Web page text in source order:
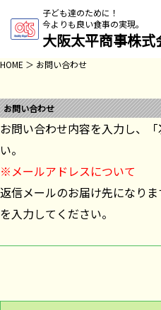
子ども達のために！
今よりも良い食事の実現。
大阪太平商事株式
HOME ＞ お問い合わせ
お問い合わせ
お問い合わせ内容を入力し、
い。
※メールアドレスについて
返信メールのお届け先になり
を入力してください。